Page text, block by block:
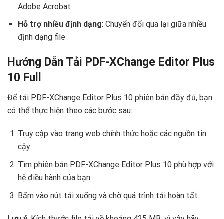
Adobe Acrobat
Hỗ trợ nhiều định dạng: Chuyển đổi qua lại giữa nhiều
định dạng file
Hướng Dẫn Tải PDF-XChange Editor Plus
10 Full
Để tải PDF-XChange Editor Plus 10 phiên bản đầy đủ, bạn
có thể thực hiện theo các bước sau:
Truy cập vào trang web chính thức hoặc các nguồn tin
cậy
Tìm phiên bản PDF-XChange Editor Plus 10 phù hợp với
hệ điều hành của bạn
Bấm vào nút tải xuống và chờ quá trình tải hoàn tất